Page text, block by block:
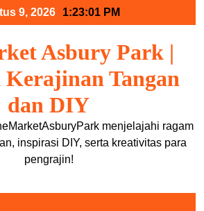
9, 2026 1:23:02 PM
Asbury Park |
Tangan
dan DIY
menjelajahi ragam
inspirasi DIY, serta kreativitas para
pengrajin!